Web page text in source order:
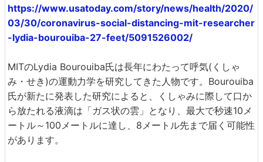
https://www.usatoday.com/story/news/health/2020/
03/30/coronavirus-social-distancing-mit-researcher
-lydia-bourouiba-27-feet/5091526002/
MITのLydia Bourouiba氏は長年にわたって呼気(くしゃ
み・せき)の運動力学を研究してきた人物です。Bourouiba
氏が新たに発表した研究によると、くしゃみに際して口か
ら放たれる液滴は「ガス状の雲」となり、最大で秒速10メ
ートル～100メートルに達し、8メートル先まで届く可能性
があります。